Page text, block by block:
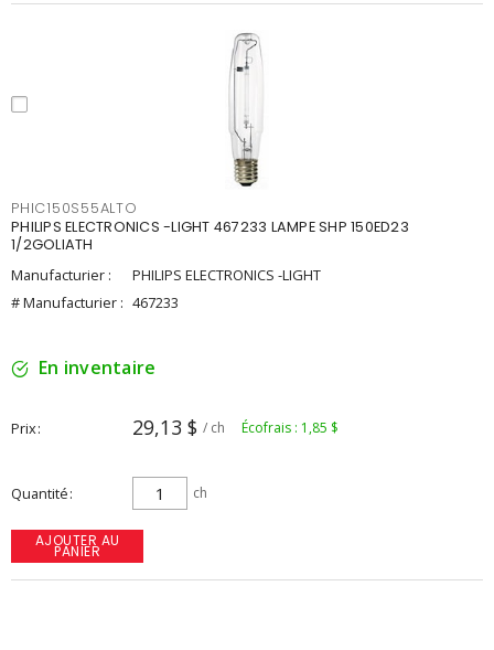
PHIC150S55ALTO
PHILIPS ELECTRONICS -LIGHT 467233 LAMPE SHP 150ED23
1/2GOLIATH
Manufacturier :
PHILIPS ELECTRONICS -LIGHT
# Manufacturier : 467233
En inventaire
Prix 29,13 $ / ch Écofrais : 1,85 $
Quantité ch
AJOUTER AU
PANIER